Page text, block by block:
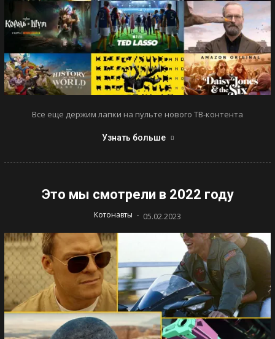
Все еще держим лапки на пульте нового ТВ-контента
Узнать больше
Это мы смотрели в 2022 году
Котонавты - 05.02.2023